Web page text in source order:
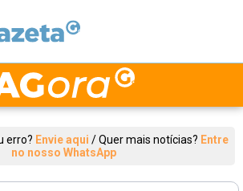
erro? Envie aqui /Quer mais notícias? Entre
no nosso WhatsApp